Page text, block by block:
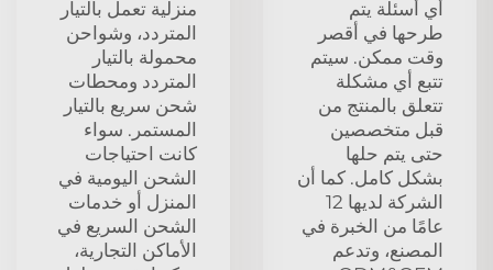
أي أسئلة يتم
طرحها في أقصر
وقت ممكن. سيتم
تتبع أي مشكلة
تتعلق بالمنتج من
قبل متخصصين
حتى يتم حلها
بشكل كامل. كما أن
الشركة لديها 12
عامًا من الخبرة في
المصنع، وتدعم
منزلية تعمل بالتيار
المتردد، وشواحن
محمولة بالتيار
المتردد ومحطات
شحن سريع بالتيار
المستمر. سواء
كانت احتياجات
الشحن اليومية في
المنزل أو خدمات
الشحن السريع في
الأماكن التجارية،